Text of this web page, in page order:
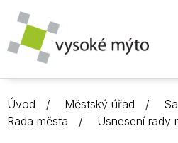
Úvod Městský úřad
Rada města
Usnesení rady